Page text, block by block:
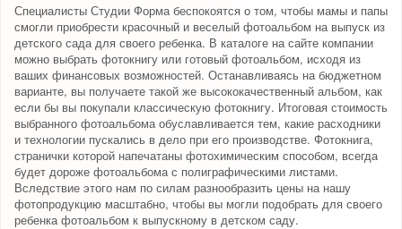
Специалисты Студии Форма беспокоятся о том, чтобы мамы и папы
смогли приобрести красочный и веселый фотоальбом на выпуск из
детского сада для своего ребенка. В каталоге на сайте компании
можно выбрать фотокнигу или готовый фотоальбом, исходя из
ваших финансовых возможностей. Останавливаясь на бюджетном
варианте, вы получаете такой же высококачественный альбом, как
если бы вы покупали классическую фотокнигу. Итоговая стоимость
выбранного фотоальбома обуславливается тем, какие расходники
и технологии пускались в дело при его производстве. Фотокнига,
странички которой напечатаны фотохимическим способом, всегда
будет дороже фотоальбома с полиграфическими листами.
Вследствие этого нам по силам разнообразить цены на нашу
фотопродукцию масштабно, чтобы вы могли подобрать для своего
ребенка фотоальбом к выпускному в детском саду.